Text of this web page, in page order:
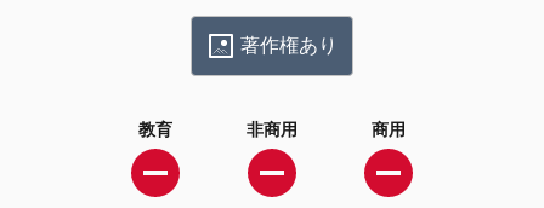
著作権あり
教育 非商用 商用